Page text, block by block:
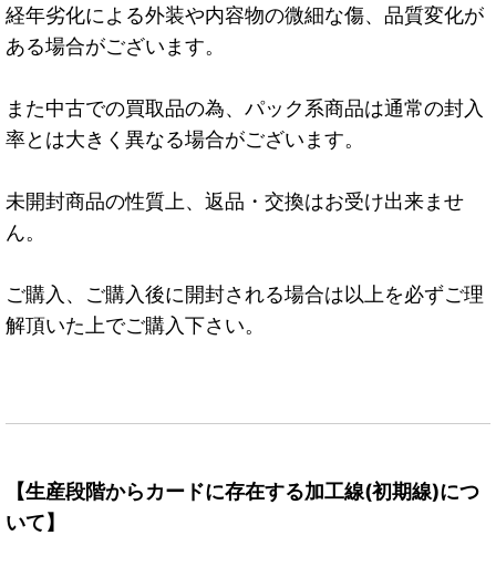
経年劣化による外装や内容物の微細な傷、品質変化が
ある場合がございます。
また中古での買取品の為、パック系商品は通常の封入
率とは大きく異なる場合がございます。
未開封商品の性質上、返品・交換はお受け出来ませ
ん。
ご購入、ご購入後に開封される場合は以上を必ずご理
解頂いた上でご購入下さい。
【生産段階からカードに存在する加工線(初期線)につ
いて】